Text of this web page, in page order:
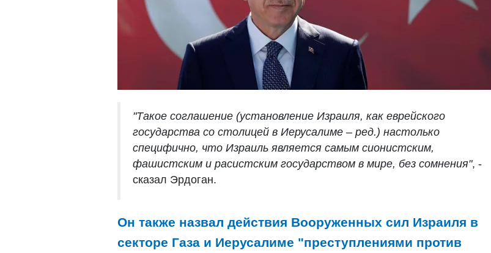
"Такое соглашение (установление Израиля, как еврейского
государства со столицей в Иерусалиме – ред.) настолько
специфично, что Израиль является самым сионистским,
фашистским и расистским государством в мире, без сомнения", -
сказал Эрдоган.
Он также назвал действия Вооруженных сил Израиля в
секторе Газа и Иерусалиме "преступлениями против